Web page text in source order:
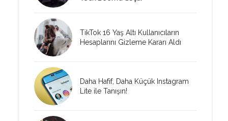
TikTok 16 Yaş Altı Kullanıcıların
Hesaplarını Gizleme Kararı Aldı
Daha Hafif, Daha Küçük Instagram
Lite ile Tanışın!